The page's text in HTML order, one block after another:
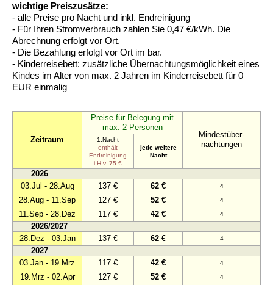
wichtige Preiszusätze:
- alle Preise pro Nacht und inkl. Endreinigung
- Für Ihren Stromverbrauch zahlen Sie 0,47 €/kWh. Die
Abrechnung erfolgt vor Ort.
- Die Bezahlung erfolgt vor Ort im bar.
- Kinderreisebett: zusätzliche Übernachtungsmöglichkeit eines
Kindes im Alter von max. 2 Jahren im Kinderreisebett für 0
EUR einmalig
Zeitraum
Preise für Belegung mit
max. 2 Personen
Mindestüber-
nachtungen
1.Nacht
enthält
Endreinigung
i.H.v. 75 €
jede weitere
Nacht
2026
03.Jul - 28.Aug
137 € 62 € 4
28.Aug - 11.Sep 127 € 52 € 4
11.Sep - 28.Dez 117 € 42 € 4
2026/2027
28.Dez - 03.Jan
137 € 62 € 4
2027
03.Jan - 19.Mrz
117 € 42 € 4
19.Mrz - 02.Apr 127 € 52 € 4